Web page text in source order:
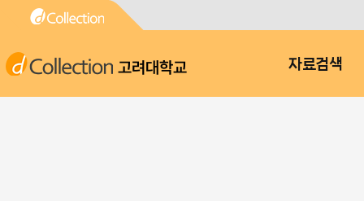
고려대학교 자료검색